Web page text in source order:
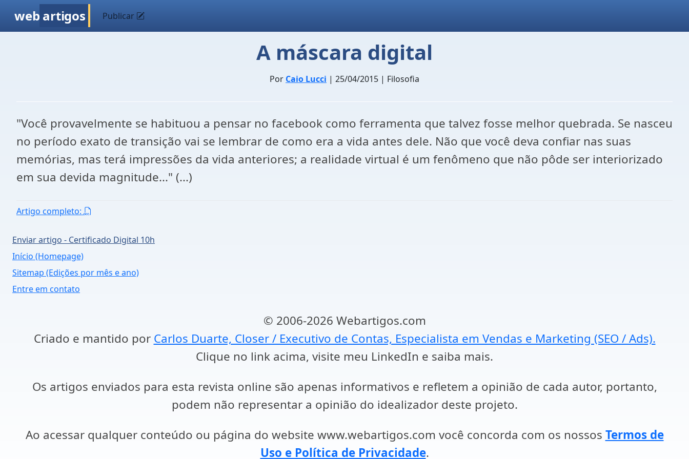
web artigos Publicar
A máscara digital
Por Caio Lucci | 25/04/2015 | Filosofia
"Você provavelmente se habituou a pensar no facebook como ferramenta que talvez fosse melhor quebrada. Se nasceu
no período exato de transição vai se lembrar de como era a vida antes dele. Não que você deva confiar nas suas
memórias, mas terá impressões da vida anteriores; a realidade virtual é um fenômeno que não pôde ser interiorizado
em sua devida magnitude..." (...)
Artigo completo:
Enviar artigo - Certificado Digital 10h
Início (Homepage)
Sitemap (Edições por mês e ano)
Entre em contato
© 2006-2026 Webartigos.com
Criado e mantido por Carlos Duarte, Closer / Executivo de Contas, Especialista em Vendas e Marketing (SEO / Ads).
Clique no link acima, visite meu LinkedIn e saiba mais.
Os artigos enviados para esta revista online são apenas informativos e refletem a opinião de cada autor, portanto,
podem não representar a opinião do idealizador deste projeto.
Ao acessar qualquer conteúdo ou página do website www.webartigos.com você concorda com os nossos Termos de
Uso e Política de Privacidade.